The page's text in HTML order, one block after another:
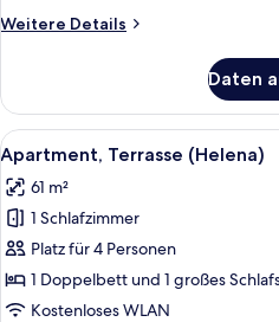
Weitere Details
Weitere
Balkon
(Jette)
Daten
Alle
Fotos
für
Apartment,
Terrasse
(Helena)
anzeigen
11
Apartment, Terrasse (Helena)
61 m²
1 Schlafzimmer
Platz für 4 Personen
1 Doppelbett und 1 großes
Kostenloses WLAN